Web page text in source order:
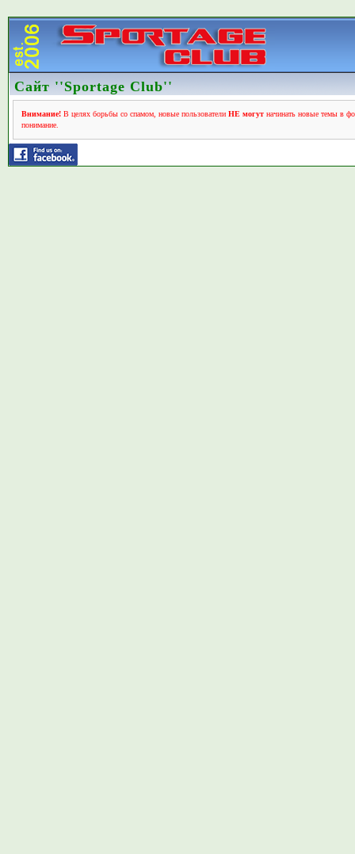
Сайт ''Sportage Club''
Внимание!В целях борьбы со спамом, новые пользователи НЕ могутначинать новые темы в
понимание.